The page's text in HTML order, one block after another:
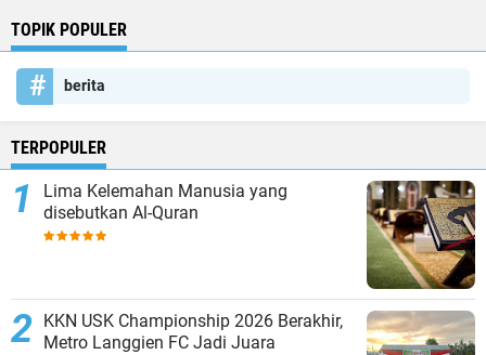
TOPIK POPULER
berita
TERPOPULER
Lima Kelemahan Manusia yang
disebutkan Al-Quran
KKN USK Championship 2026 Berakhir,
Metro Langgien FC Jadi Juara